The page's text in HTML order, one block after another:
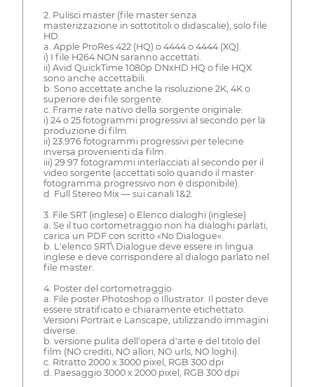
2. Pulisci master (file master senza
masterizzazione in sottotitoli o didascalie), solo file
HD.
a. Apple ProRes 422 (HQ) o 4444 o 4444 (XQ).
i) I file H264 NON saranno accettati.
ii) Avid QuickTime 1080p DNxHD HQ o file HQX
sono anche accettabili.
b. Sono accettate anche la risoluzione 2K, 4K o
superiore dei file sorgente.
c. Frame rate nativo della sorgente originale:
i) 24 o 25 fotogrammi progressivi al secondo per la
produzione di film.
ii) 23.976 fotogrammi progressivi per telecine
inversa provenienti da film.
iii) 29.97 fotogrammi interlacciati al secondo per il
video sorgente (accettati solo quando il master
fotogramma progressivo non è disponibile).
d. Full Stereo Mix — sui canali 1&2.
3. File SRT (inglese) o Elenco dialoghi (inglese)
a. Se il tuo cortometraggio non ha dialoghi parlati,
carica un PDF con scritto «No Dialogue».
b. L'elenco SRT\ Dialogue deve essere in lingua
inglese e deve corrispondere al dialogo parlato nel
file master.
4. Poster del cortometraggio
a. File poster Photoshop o Illustrator. Il poster deve
essere stratificato e chiaramente etichettato.
Versioni Portrait e Lanscape, utilizzando immagini
diverse.
b. versione pulita dell'opera d'arte e del titolo del
film (NO crediti, NO allori, NO urls, NO loghi).
c. Ritratto 2000 x 3000 pixel, RGB 300 dpi
d. Paesaggio 3000 x 2000 pixel, RGB 300 dpi